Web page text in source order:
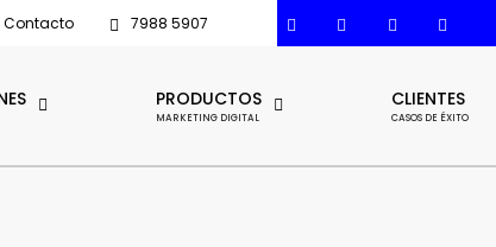
Contacto 7988 5907
PRODUCTOS
MARKETING DIGITAL
CLIENTES
CASOS DE ÉXITO